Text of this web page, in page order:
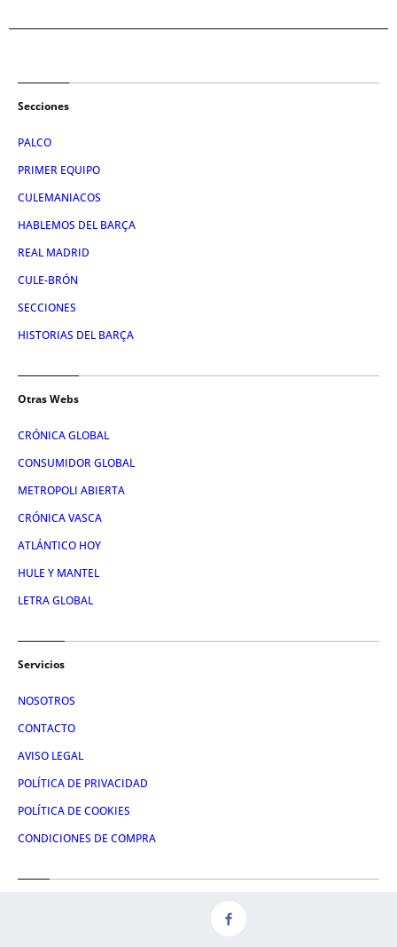
Secciones
PALCO
PRIMER EQUIPO
CULEMANIACOS
HABLEMOS DEL BARÇA
REAL MADRID
CULE-BRÓN
SECCIONES
HISTORIAS DEL BARÇA
Otras Webs
CRÓNICA GLOBAL
CONSUMIDOR GLOBAL
METROPOLI ABIERTA
CRÓNICA VASCA
ATLÁNTICO HOY
HULE Y MANTEL
LETRA GLOBAL
Servicios
NOSOTROS
CONTACTO
AVISO LEGAL
POLÍTICA DE PRIVACIDAD
POLÍTICA DE COOKIES
CONDICIONES DE COMPRA